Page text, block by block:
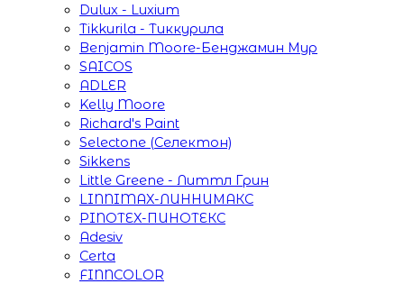
Dulux - Luxium
Tikkurila - Тиккурила
Benjamin Moore-Бенджамин Мур
SAICOS
ADLER
Kelly Moore
Richard's Paint
Selectone (Селектон)
Sikkens
Little Greene - Литтл Грин
LINNIMAX-ЛИННИМАКС
PINOTEX-ПИНОТЕКС
Adesiv
Certa
FINNCOLOR